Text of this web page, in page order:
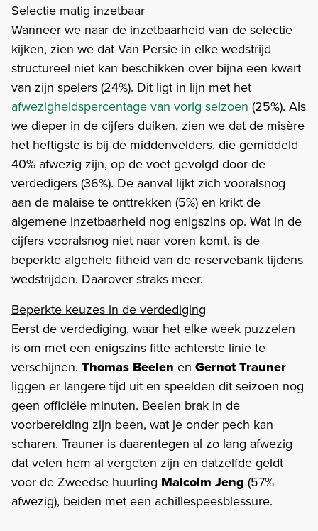
Selectie matig inzetbaar
Wanneer we naar de inzetbaarheid van de selectie
kijken, zien we dat Van Persie in elke wedstrijd
structureel niet kan beschikken over bijna een kwart
van zijn spelers (24%). Dit ligt in lijn met het
afwezigheidspercentage van vorig seizoen (25%). Als
we dieper in de cijfers duiken, zien we dat de misère
het heftigste is bij de middenvelders, die gemiddeld
40% afwezig zijn, op de voet gevolgd door de
verdedigers (36%). De aanval lijkt zich vooralsnog
aan de malaise te onttrekken (5%) en krikt de
algemene inzetbaarheid nog enigszins op. Wat in de
cijfers vooralsnog niet naar voren komt, is de
beperkte algehele fitheid van de reservebank tijdens
wedstrijden. Daarover straks meer.
Beperkte keuzes in de verdediging
Eerst de verdediging, waar het elke week puzzelen
is om met een enigszins fitte achterste linie te
verschijnen. Thomas Beelen en Gernot Trauner
liggen er langere tijd uit en speelden dit seizoen nog
geen officiële minuten. Beelen brak in de
voorbereiding zijn been, wat je onder pech kan
scharen. Trauner is daarentegen al zo lang afwezig
dat velen hem al vergeten zijn en datzelfde geldt
voor de Zweedse huurling Malcolm Jeng (57%
afwezig), beiden met een achillespeesblessure.